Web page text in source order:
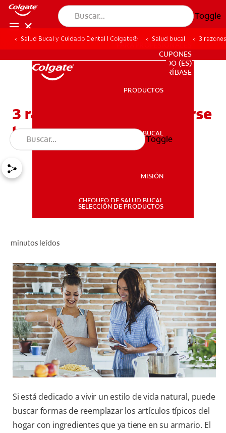
Toggle
SALUD BUCAL
PARA PROFESIONALES
CUPONES
DO (ES)
SUSCRÍBASE
PARA PROFESIONALES
CUPONES
DO (ES)
SUSCRÍBASE
PRODUCTOS
SALUD BUCAL
MISIÓN
CHEQUEO DE SALUD BUCAL
SELECCIÓN DE PRODUCTOS
Toggle
Salud Bucal y Cuidado Dental | Colgate® Salud bucal 3
3 razones para no cepillarse
los dientes con sal
minutos leídos
Si está dedicado a vivir un estilo de vida natural, puede
buscar formas de reemplazar los artículos típicos del
hogar con ingredientes que ya tiene en su armario. El